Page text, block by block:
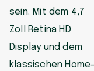
sein. Mit dem 4,7
Zoll Retina HD
Display und dem
klassischen Home-